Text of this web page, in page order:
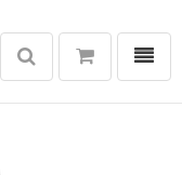
選單